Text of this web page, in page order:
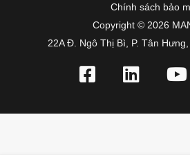
Chính sách bảo
Copyright © 2026
22A Đ. Ngô Thị Bì, P. Tân